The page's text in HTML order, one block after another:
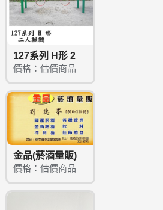
127系列 H形 2
價格：估價商品
金品(菸酒量販)
價格：估價商品